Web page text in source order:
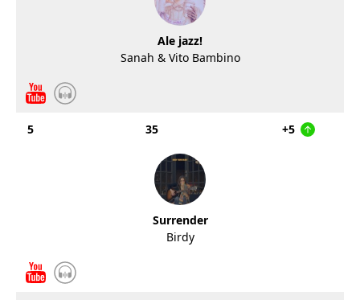
Ale jazz!
Sanah & Vito Bambino
5 35 +5
Surrender
Birdy